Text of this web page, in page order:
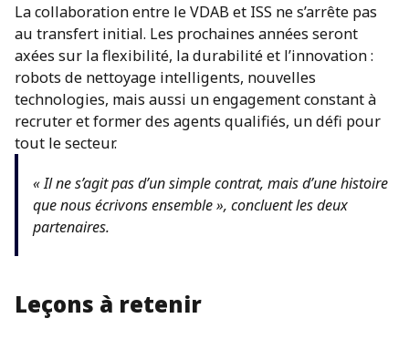
La collaboration entre le VDAB et ISS ne s’arrête pas
au transfert initial. Les prochaines années seront
axées sur la flexibilité, la durabilité et l’innovation :
robots de nettoyage intelligents, nouvelles
technologies, mais aussi un engagement constant à
recruter et former des agents qualifiés, un défi pour
tout le secteur.
« Il ne s’agit pas d’un simple contrat, mais d’une histoire
que nous écrivons ensemble », concluent les deux
partenaires.
Leçons à retenir